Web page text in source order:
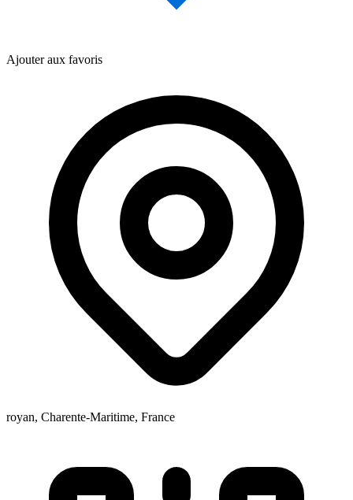
Ajouter aux favoris
royan, Charente-Maritime, France